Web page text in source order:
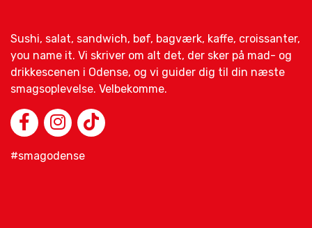
Sushi, salat, sandwich, bøf, bagværk, kaffe, croissanter,
you name it. Vi skriver om alt det, der sker på mad- og
drikkescenen i Odense, og vi guider dig til din næste
smagsoplevelse. Velbekomme.
#smagodense